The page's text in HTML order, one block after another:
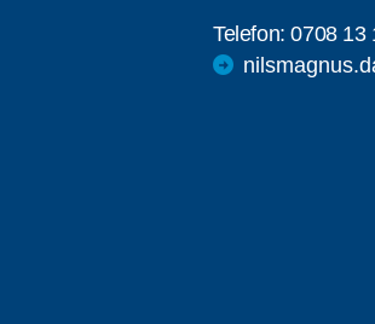
Telefon:0708 13